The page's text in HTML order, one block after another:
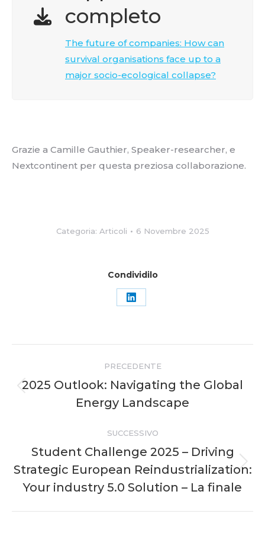
completo
The future of companies: How can
survival organisations face up to a
major socio-ecological collapse?
Grazie a Camille Gauthier, Speaker-researcher, e
Nextcontinent per questa preziosa collaborazione.
Categoria: Articoli 6 Novembre 2025
Condividilo
Condividi
tra
PRECEDENTE
Post
precedente:
2025 Outlook: Navigating the Global
Energy Landscape
SUCCESSIVO
Prossimo
post:
Student Challenge 2025 – Driving
Strategic European Reindustrialization:
Your industry 5.0 Solution – La finale